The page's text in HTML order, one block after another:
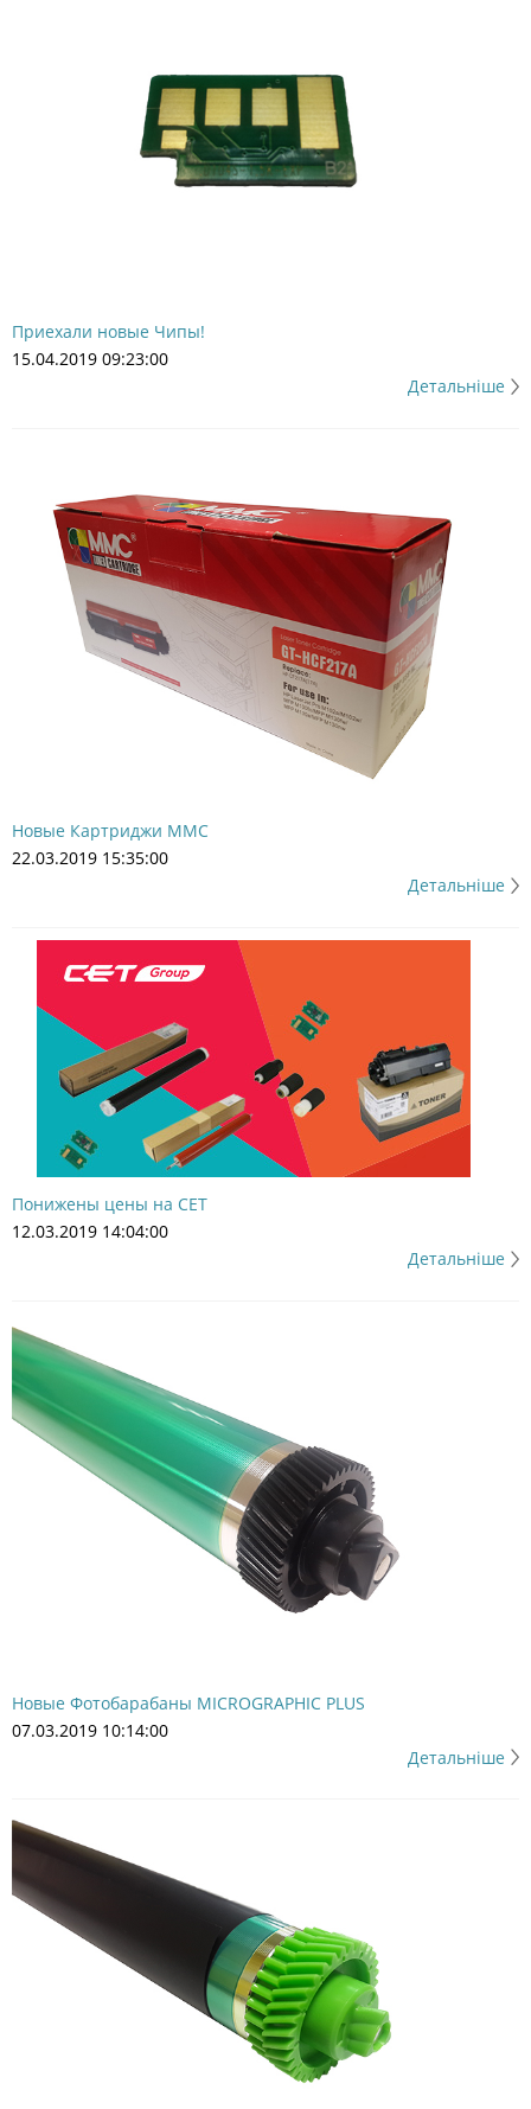
Приехали новые Чипы!
15.04.2019 09:23:00
Детальніше
Новые Картриджи MMC
22.03.2019 15:35:00
Детальніше
Понижены цены на CET
12.03.2019 14:04:00
Детальніше
Новые Фотобарабаны MICROGRAPHIC PLUS
07.03.2019 10:14:00
Детальніше